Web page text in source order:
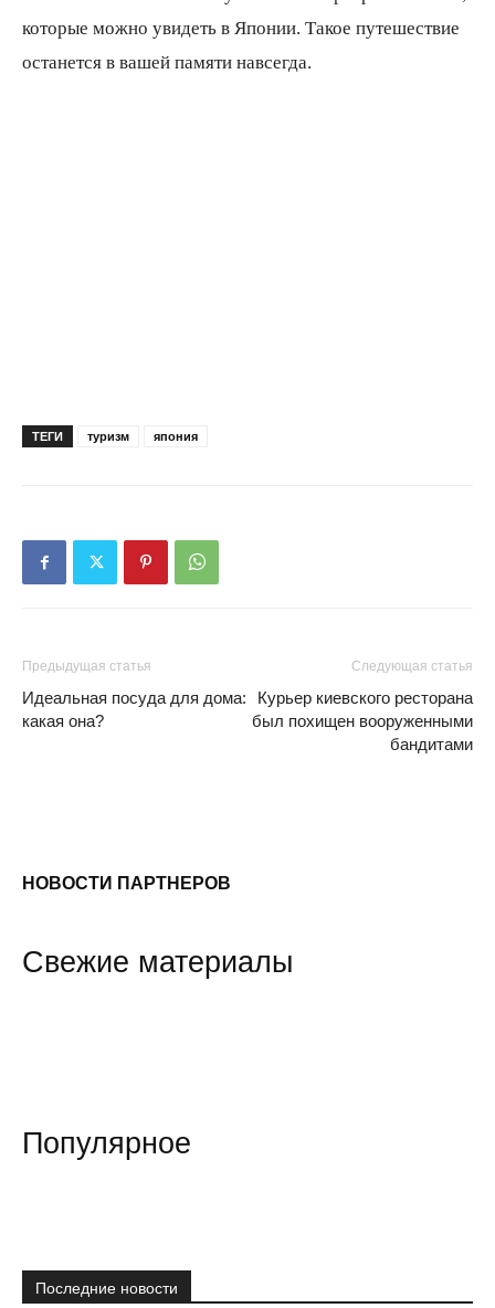
которые можно увидеть в Японии. Такое путешествие
останется в вашей памяти навсегда.
ТЕГИ туризм япония
Предыдущая статья
Идеальная посуда для дома:
какая она?
Следующая статья
Курьер киевского ресторана
был похищен вооруженными
бандитами
НОВОСТИ ПАРТНЕРОВ
Свежие материалы
Популярное
Последние новости